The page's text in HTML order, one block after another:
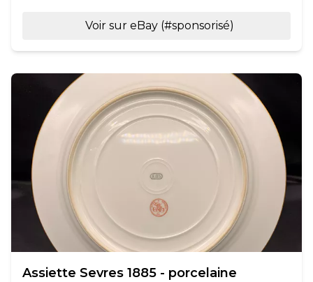
Voir sur eBay (#sponsorisé)
Assiette Sevres 1885 - porcelaine